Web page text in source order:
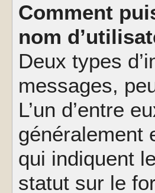
Comment
nom
Deux types
messages,
L’un d’entre
généralement
qui indiquent
statut sur le